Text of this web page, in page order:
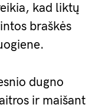
kad liktų
braškės
dugno
ir maišant